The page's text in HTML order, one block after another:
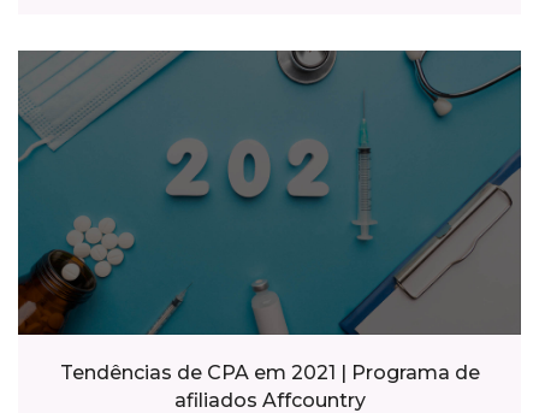
Tendências de CPA em 2021 | Programa de
afiliados Affcountry